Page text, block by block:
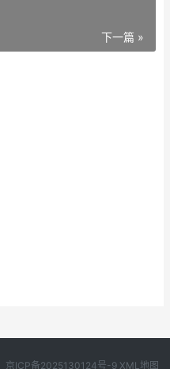
下一篇 »
京ICP备2025130124号-9 XML地图